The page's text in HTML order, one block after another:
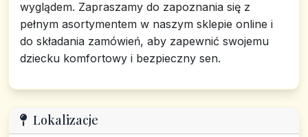
wyglądem. Zapraszamy do zapoznania się z
pełnym asortymentem w naszym sklepie online i
do składania zamówień, aby zapewnić swojemu
dziecku komfortowy i bezpieczny sen.
Lokalizacje